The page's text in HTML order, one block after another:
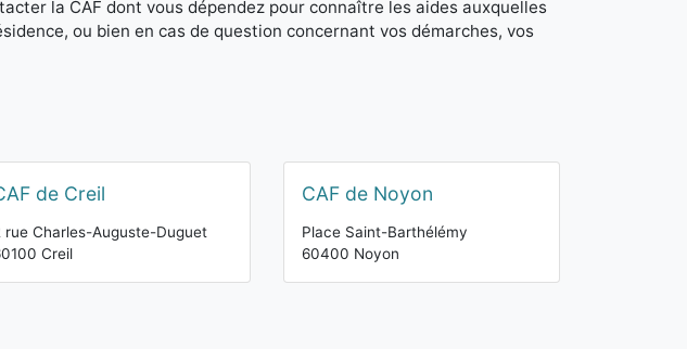
la CAF dont vous dépendez pour connaître les aides auxquelles
ou bien en cas de question concernant vos démarches, vos
de Creil
rue Charles-Auguste-Duguet
Creil
CAF de Noyon
Place Saint-Barthélémy
60400 Noyon